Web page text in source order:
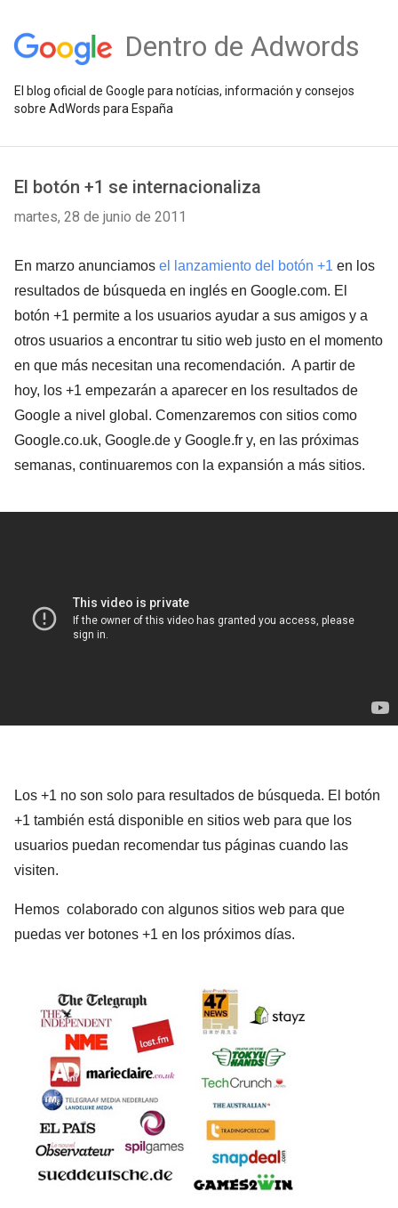
Dentro de Adwords
El blog oficial de Google para notícias, información y consejos
sobre AdWords para España
El botón +1 se internacionaliza
martes, 28 de junio de 2011
En marzo anunciamos el lanzamiento del botón +1 en los
resultados de búsqueda en inglés en Google.com. El
botón +1 permite a los usuarios ayudar a sus amigos y a
otros usuarios a encontrar tu sitio web justo en el momento
en que más necesitan una recomendación. A partir de
hoy, los +1 empezarán a aparecer en los resultados de
Google a nivel global. Comenzaremos con sitios como
Google.co.uk, Google.de y Google.fr y, en las próximas
semanas, continuaremos con la expansión a más sitios.
Los +1 no son solo para resultados de búsqueda. El botón
+1 también está disponible en sitios web para que los
usuarios puedan recomendar tus páginas cuando las
visiten.
Hemos colaborado con algunos sitios web para que
puedas ver botones +1 en los próximos días.